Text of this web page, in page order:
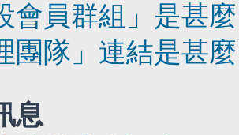
會員群組」是甚
團隊」連結是甚
息